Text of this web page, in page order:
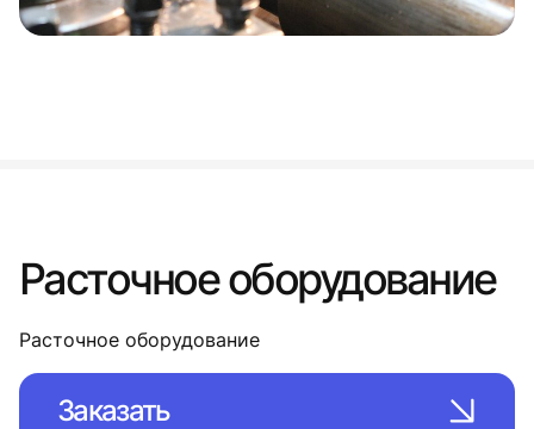
Расточное оборудование
Расточное оборудование
Заказать